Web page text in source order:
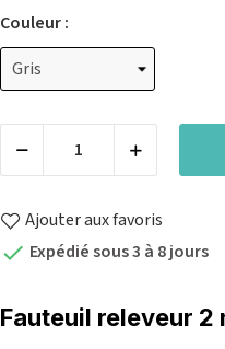
Couleur :
Ajouter aux favoris
 Expédié sous 3 à 8 jours
Fauteuil releveur 2